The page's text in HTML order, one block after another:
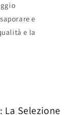
e
e la
Selezione